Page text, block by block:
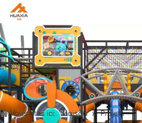
Vous êtes ici: Maison » Projets